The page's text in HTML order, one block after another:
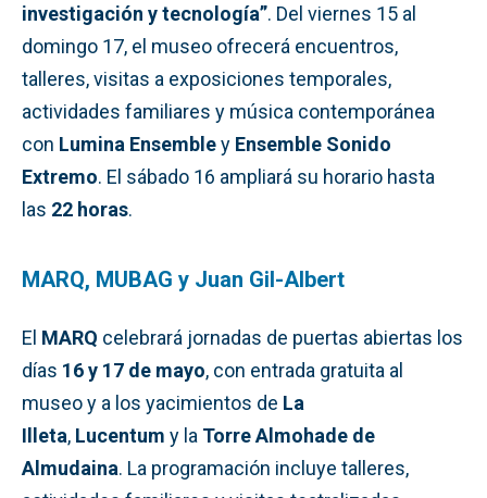
investigación y tecnología”. Del viernes 15 al
domingo 17, el museo ofrecerá encuentros,
talleres, visitas a exposiciones temporales,
actividades familiares y música contemporánea
con Lumina Ensembley Ensemble Sonido
Extremo. El sábado 16 ampliará su horario hasta
las 22 horas.
MARQ, MUBAG y Juan Gil-Albert
El MARQ celebrará jornadas de puertas abiertas los
días 16 y 17 de mayo, con entrada gratuita al
museo y a los yacimientos de La
Illeta, Lucentum y la Torre Almohade de
Almudaina. La programación incluye talleres,